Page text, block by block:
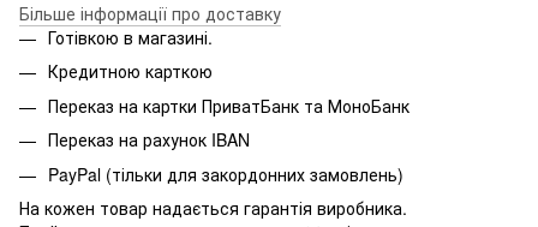
Більше інформації про доставку
Готівкою в магазині.
Кредитною карткою
Переказ на картки ПриватБанк та МоноБанк
Переказ на рахунок IBAN
PayPal (тільки для закордонних замовлень)
На кожен товар надається гарантія виробника.